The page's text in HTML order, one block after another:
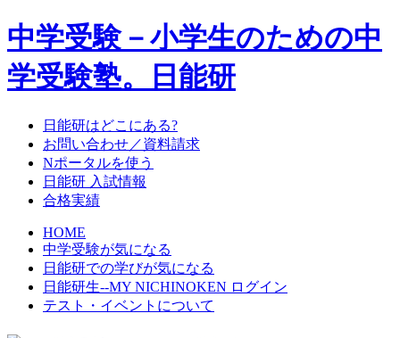
中学受験－小学生のための中
学受験塾。日能研
日能研はどこにある?
お問い合わせ／資料請求
Nポータルを使う
日能研 入試情報
合格実績
HOME
中学受験が気になる
日能研での学びが気になる
日能研生--MY NICHINOKEN ログイン
テスト・イベントについて